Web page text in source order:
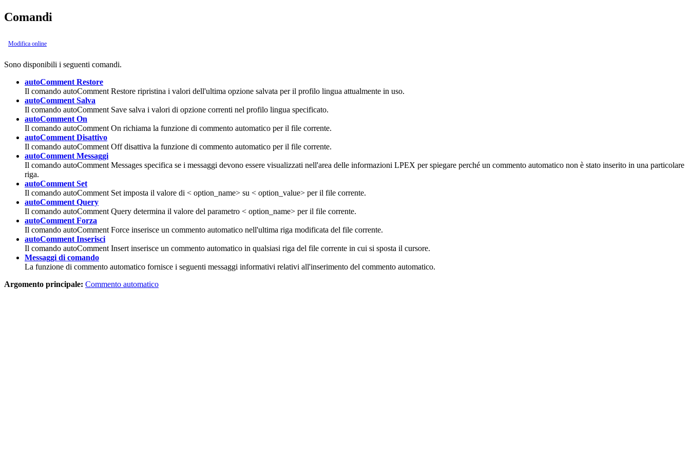
Comandi
Modifica online
Sono disponibili i seguenti comandi.
autoComment Restore
Il comando autoComment Restore ripristina i valori dell'ultima opzione salvata per il profilo lingua attualmente in uso.
autoComment Salva
Il comando autoComment Save salva i valori di opzione correnti nel profilo lingua specificato.
autoComment On
Il comando autoComment On richiama la funzione di commento automatico per il file corrente.
autoComment Disattivo
Il comando autoComment Offdisattiva la funzione di commento automatico per il file corrente.
autoComment Messaggi
Il comando autoComment Messages specifica se i messaggi devono essere visualizzati nell'area delle informazioni LPEX per spiegare perché un commento automatico non è stato inserito in una particolare
riga.
autoComment Set
Il comando autoComment Set imposta il valore di < option_name> su < option_value> per il file corrente.
autoComment Query
Il comando autoComment Query determina il valore del parametro < option_name> per il file corrente.
autoComment Forza
Il comando autoComment Force inserisce un commento automatico nell'ultima riga modificata del file corrente.
autoComment Inserisci
Il comando autoComment Insert inserisce un commento automatico in qualsiasi riga del file corrente in cui si sposta il cursore.
Messaggi di comando
La funzione di commento automatico fornisce i seguenti messaggi informativi relativi all'inserimento del commento automatico.
Argomento principale: Commento automatico